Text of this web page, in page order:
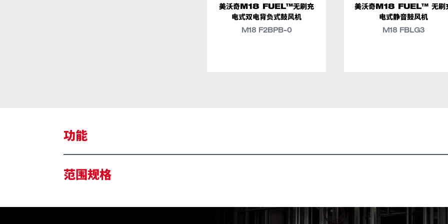
美沃奇M18 FUEL™无刷充
电式双电背负式鼓风机
M18 F2BPB-0
美沃奇M18 FUEL™ 无刷
电式静音鼓风机
M18 FBLG3
功能
变速触发开关为用户提供更多控制力，便于将材料引导至所需位置。
使用后的清洁时间明显缩短。
范围规格